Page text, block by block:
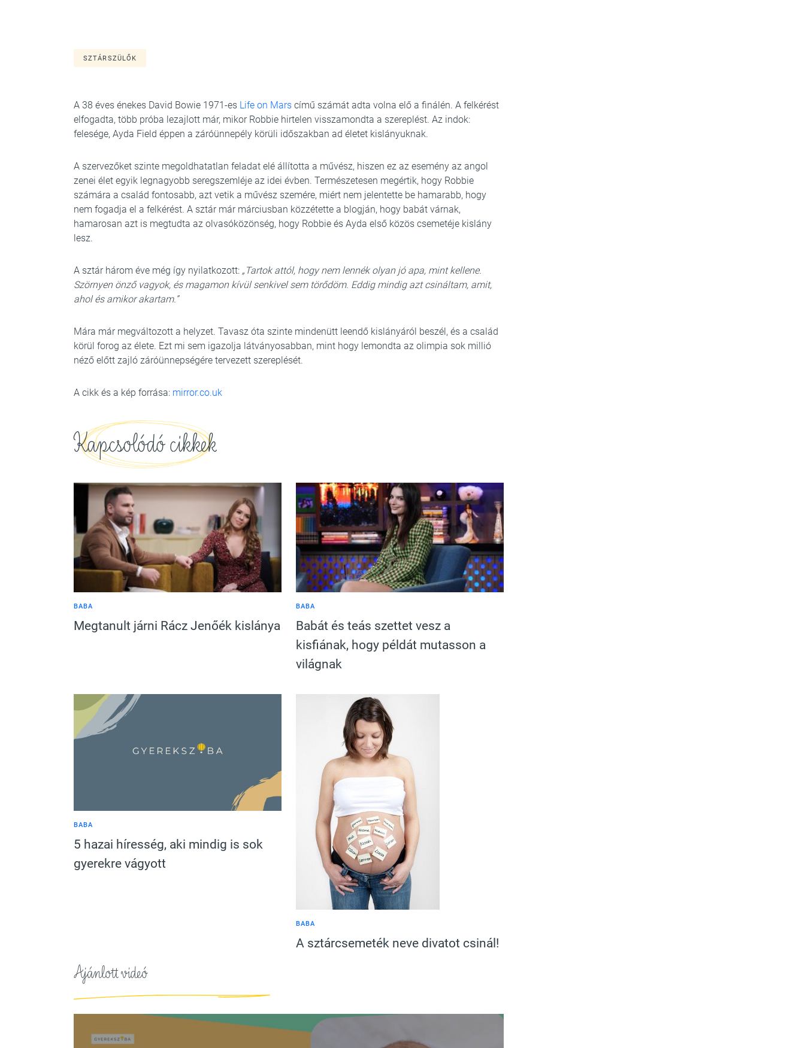
SZTÁRSZÜLŐK
A 38 éves énekes David Bowie 1971-es Life on Mars című számát adta volna elő a finálén. A felkérést
elfogadta, több próba lezajlott már, mikor Robbie hirtelen visszamondta a szereplést. Az indok:
felesége, Ayda Field éppen a záróünnepély körüli időszakban ad életet kislányuknak.
A szervezőket szinte megoldhatatlan feladat elé állította a művész, hiszen ez az esemény az angol
zenei élet egyik legnagyobb seregszemléje az idei évben. Természetesen megértik, hogy Robbie
számára a család fontosabb, azt vetik a művész szemére, miért nem jelentette be hamarabb, hogy
nem fogadja el a felkérést. A sztár már márciusban közzétette a blogján, hogy babát várnak,
hamarosan azt is megtudta az olvasóközönség, hogy Robbie és Ayda első közös csemetéje kislány
lesz.
A sztár három éve még így nyilatkozott: „Tartok attól, hogy nem lennék olyan jó apa, mint kellene.
Szörnyen önző vagyok, és magamon kívül senkivel sem törődöm. Eddig mindig azt csináltam, amit,
ahol és amikor akartam.”
Mára már megváltozott a helyzet. Tavasz óta szinte mindenütt leendő kislányáról beszél, és a család
körül forog az élete. Ezt mi sem igazolja látványosabban, mint hogy lemondta az olimpia sok millió
néző előtt zajló záróünnepségére tervezett szereplését.
A cikk és a kép forrása: mirror.co.uk
Kapcsolódó cikkek
BABA
Megtanult járni Rácz Jenőék kislánya
BABA
Babát és teás szettet vesz a
kisfiának, hogy példát mutasson a
világnak
BABA
5 hazai híresség, aki mindig is sok
gyerekre vágyott
BABA
A sztárcsemeték neve divatot csinál!
Ajánlott videó